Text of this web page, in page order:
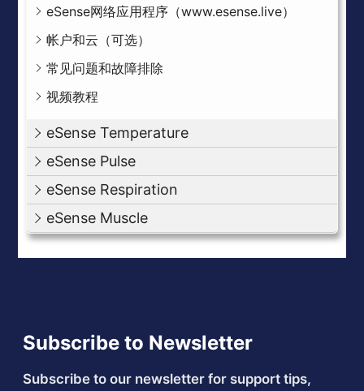
eSense网络应用程序（www.esense.live）
帐户和云（可选）
常见问题和故障排除
视频教程
eSense Temperature
eSense Pulse
eSense Respiration
eSense Muscle